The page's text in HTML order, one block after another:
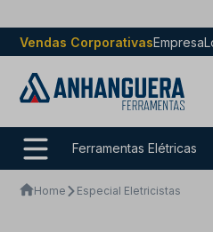
Vendas CorporativasEmpresa
Ferramentas Elétricas
Home Especial Eletricistas